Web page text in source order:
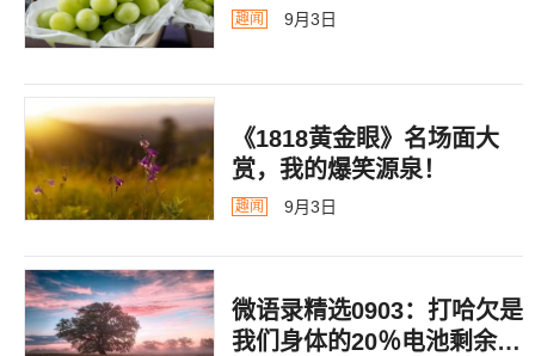
趣闻 9月3日
《1818黄金眼》名场面大
赏，我的爆笑源泉！
趣闻 9月3日
微语录精选0903：打哈欠是
我们身体的20％电池剩余警